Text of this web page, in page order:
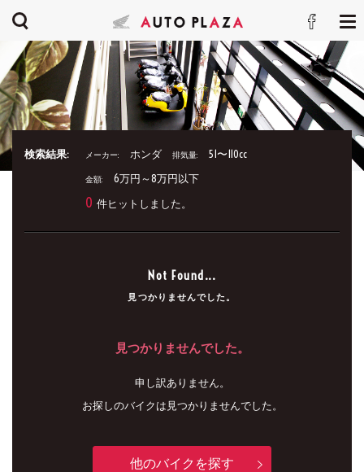
検索結果: メーカー: ホンダ 排気量: 51〜110cc
金額: 6万円～8万円以下
0 件ヒットしました。
Not Found...
見つかりませんでした。
見つかりませんでした。
申し訳ありません。
お探しのバイクは見つかりませんでした。
他のバイクを探す